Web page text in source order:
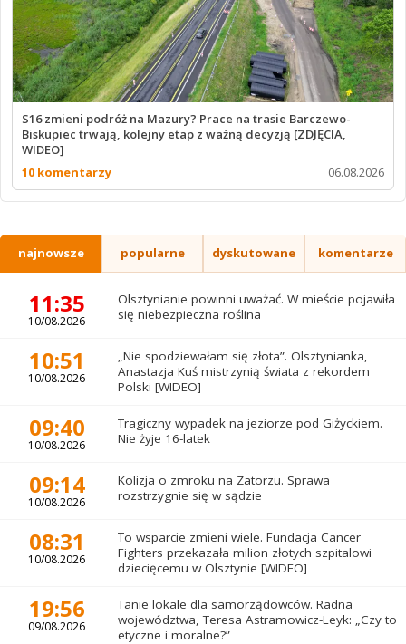
S16 zmieni podróż na Mazury? Prace na trasie Barczewo-
Biskupiec trwają, kolejny etap z ważną decyzją [ZDJĘCIA,
WIDEO]
10 komentarzy
06.08.2026
najnowsze popularne dyskutowane komentarze
11:35
10/08.2026
Olsztynianie powinni uważać. W mieście pojawiła
się niebezpieczna roślina
10:51
10/08.2026
„Nie spodziewałam się złota”. Olsztynianka,
Anastazja Kuś mistrzynią świata z rekordem
Polski [WIDEO]
09:40
10/08.2026
Tragiczny wypadek na jeziorze pod Giżyckiem.
Nie żyje 16-latek
09:14
10/08.2026
Kolizja o zmroku na Zatorzu. Sprawa
rozstrzygnie się w sądzie
08:31
10/08.2026
To wsparcie zmieni wiele. Fundacja Cancer
Fighters przekazała milion złotych szpitalowi
dziecięcemu w Olsztynie [WIDEO]
19:56
09/08.2026
Tanie lokale dla samorządowców. Radna
województwa, Teresa Astramowicz-Leyk: „Czy to
etyczne i moralne?”